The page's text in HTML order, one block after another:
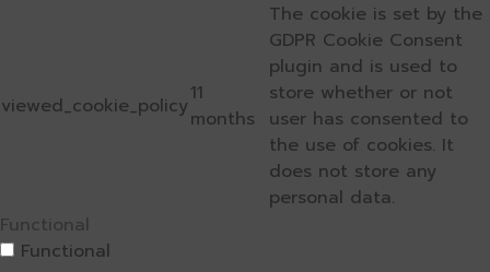
viewed_cookie_policy11
months
The cookie is set by the
GDPR Cookie Consent
plugin and is used to
store whether or not
user has consented to
the use of cookies. It
does not store any
personal data.
Functional
Functional